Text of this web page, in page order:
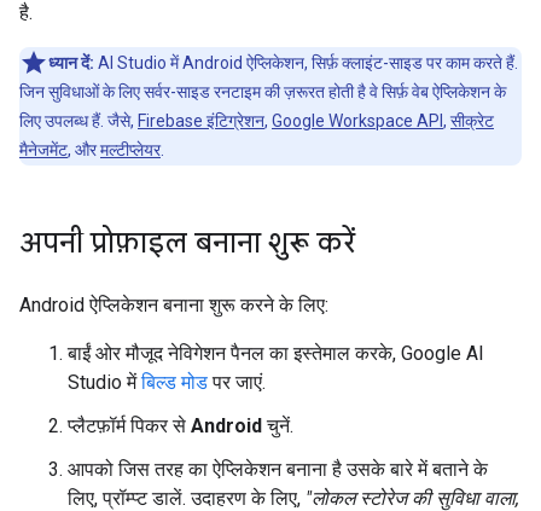
है.
ध्यान दें: AI Studio में Android ऐप्लिकेशन, सिर्फ़ क्लाइंट-साइड पर काम करते हैं.
जिन सुविधाओं के लिए सर्वर-साइड रनटाइम की ज़रूरत होती है वे सिर्फ़ वेब ऐप्लिकेशन के
लिए उपलब्ध हैं. जैसे, Firebase इंटिग्रेशन, Google Workspace API , सीक्रेट
मैनेजमेंट, औरमल्टीप्लेयर.
अपनी प्रोफ़ाइल बनाना शुरू करें
Android ऐप्लिकेशन बनाना शुरू करने के लिए:
बाईं ओर मौजूद नेविगेशन पैनल का इस्तेमाल करके, Google AI
Studio मेंबिल्ड मोडपर जाएं.
प्लैटफ़ॉर्म पिकर से Androidचुनें.
आपको जिस तरह का ऐप्लिकेशन बनाना है उसके बारे में बताने के
लिए, प्रॉम्प्ट डालें. उदाहरण के लिए, "लोकल स्टोरेज की सुविधा वाला,